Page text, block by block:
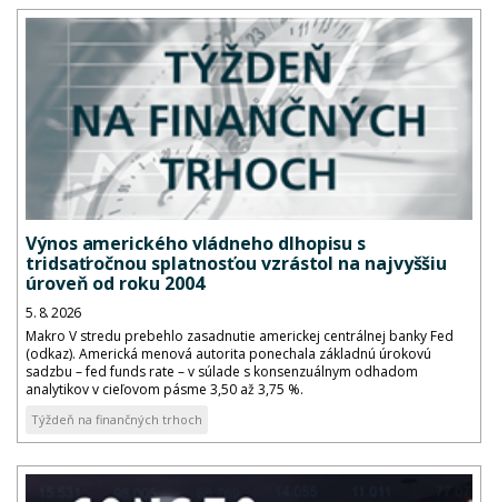
Výnos amerického vládneho dlhopisu s
tridsaťročnou splatnosťou vzrástol na najvyššiu
úroveň od roku 2004
5. 8. 2026
Makro V stredu prebehlo zasadnutie americkej centrálnej banky Fed
(odkaz). Americká menová autorita ponechala základnú úrokovú
sadzbu – fed funds rate – v súlade s konsenzuálnym odhadom
analytikov v cieľovom pásme 3,50 až 3,75 %.
Týždeň na finančných trhoch